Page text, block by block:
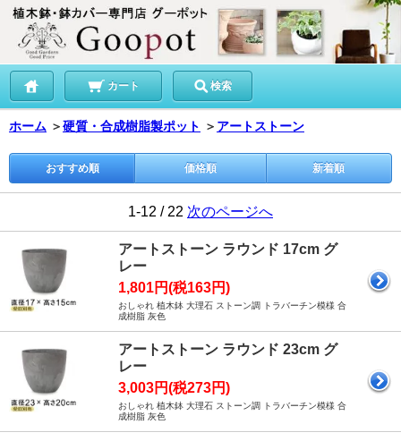
カート 検索
ホーム ＞硬質・合成樹脂製ポット ＞ アートストーン
おすすめ順 価格順 新着順
1-12 / 22 次のページへ
アートストーン ラウンド 17cm グ
レー
1,801円(税163円)
おしゃれ 植木鉢 大理石 ストーン調 トラバーチン模様 合
成樹脂 灰色
アートストーン ラウンド 23cm グ
レー
3,003円(税273円)
おしゃれ 植木鉢 大理石 ストーン調 トラバーチン模様 合
成樹脂 灰色